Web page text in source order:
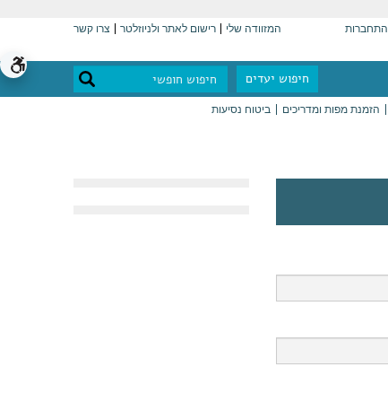
התחברות המזוודה שלי רישום לאתר ולניוזלטר צרו קשר
חיפוש יעדים
הזמנת מפות ומדריכים ביטוח נסיעות